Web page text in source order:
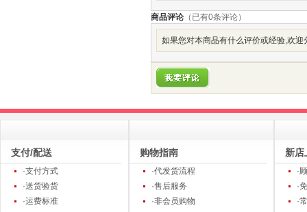
商品评论 （已有0条评论）
如果您对本商品有什么评价或经验,欢迎
支付/配送
·支付方式
·送货验货
·运费标准
购物指南
·代发货流程
·售后服务
·非会员购物
新店
·
·
·